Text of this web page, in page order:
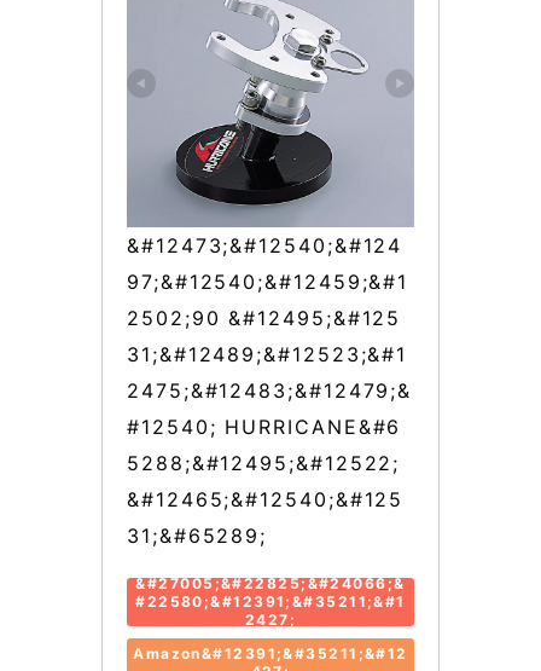
&#12473;&#12540;&#124
97;&#12540;&#12459;&#1
2502;90 &#12495;&#125
31;&#12489;&#12523;&#1
2475;&#12483;&#12479;&
#12540; HURRICANE&#6
5288;&#12495;&#12522;
&#12465;&#12540;&#125
31;&#65289;
&#27005;&#22825;&#24066;&
#22580;&#12391;&#35211;&#1
2427;
Amazon&#12391;&#35211;&#12